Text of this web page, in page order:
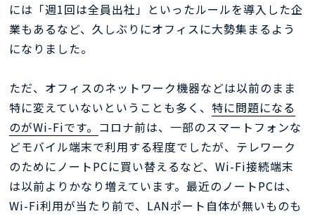
には「週1回は全員出社」といったルールを導入した企
業もあるなど、久しぶりにオフィスに大勢集まるよう
になりました。
ただ、オフィスのネットワーク機器などは以前のまま
特に変えていないということも多く、 特に問題になる
のがWi-Fiです。 コロナ前は、一部のスマートフォンな
どモバイル端末で利用する程度でしたが、テレワーク
のためにノートPCに買い替えるなど、Wi-Fi接続端末
は以前よりかなり増えています。最近のノートPCは、
Wi-Fi利用が当たり前で、LANポート自体が無いものも